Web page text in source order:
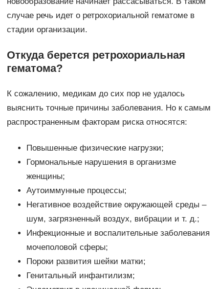
случае речь идет о ретрохориальной гематоме в
стадии организации.
Откуда берется ретрохориальная
гематома?
К сожалению, медикам до сих пор не удалось
выяснить точные причины заболевания. Но к самым
распространенным факторам риска относятся:
Повышенные физические нагрузки;
Гормональные нарушения в организме
женщины;
Аутоиммунные процессы;
Негативное воздействие окружающей среды –
шум, загрязненный воздух, вибрации и т. д.;
Инфекционные и воспалительные заболевания
мочеполовой сферы;
Пороки развития шейки матки;
Генитальный инфантилизм;